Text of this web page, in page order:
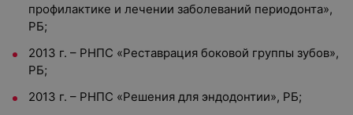
профилактике и лечении заболеваний периодонта»,
РБ;
2013 г. – РНПС «Реставрация боковой группы зубов»,
РБ;
2013 г. – РНПС «Решения для эндодонтии», РБ;